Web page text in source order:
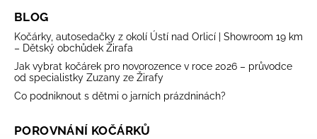
BLOG
Kočárky, autosedačky z okolí Ústí nad Orlicí | Showroom 19 km
– Dětský obchůdek Žirafa
Jak vybrat kočárek pro novorozence v roce 2026 – průvodce
od specialistky Zuzany ze Žirafy
Co podniknout s dětmi o jarních prázdninách?
POROVNÁNÍ KOČÁRKŮ